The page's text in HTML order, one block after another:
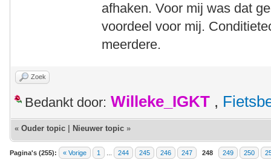
afhaken. Voor mij was dat
voordeel voor mij.
meerdere.
Zoek
Bedankt door: Willeke_IGKT ,
« Ouder topic Nieuwer topic »
Pagina's (255): « Vorige 1 244 245 246 247 248 249 250